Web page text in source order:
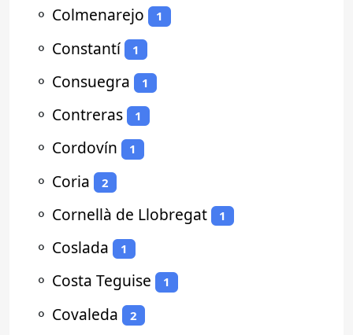
⚬ Colmenarejo 1
⚬ Constantí 1
⚬ Consuegra 1
⚬ Contreras 1
⚬ Cordovín 1
⚬ Coria 2
⚬ Cornellà de Llobregat 1
⚬ Coslada 1
⚬ Costa Teguise 1
⚬ Covaleda 2